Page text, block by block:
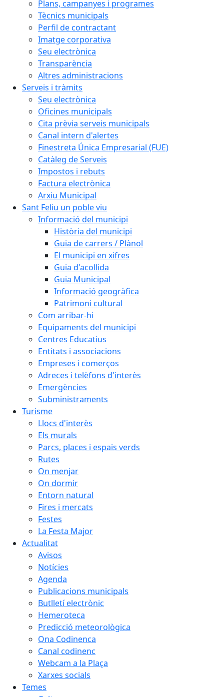
Plans, campanyes i programes
Tècnics municipals
Perfil de contractant
Imatge corporativa
Seu electrònica
Transparència
Altres administracions
Serveis i tràmits
Seu electrònica
Oficines municipals
Cita prèvia serveis municipals
Canal intern d'alertes
Finestreta Única Empresarial (FUE)
Catàleg de Serveis
Impostos i rebuts
Factura electrònica
Arxiu Municipal
Sant Feliu un poble viu
Informació del municipi
Història del municipi
Guia de carrers / Plànol
El municipi en xifres
Guia d'acollida
Guia Municipal
Informació geogràfica
Patrimoni cultural
Com arribar-hi
Equipaments del municipi
Centres Educatius
Entitats i associacions
Empreses i comerços
Adreces i telèfons d'interès
Emergències
Subministraments
Turisme
Llocs d'interès
Els murals
Parcs, places i espais verds
Rutes
On menjar
On dormir
Entorn natural
Fires i mercats
Festes
La Festa Major
Actualitat
Avisos
Notícies
Agenda
Publicacions municipals
Butlletí electrònic
Hemeroteca
Predicció meteorològica
Ona Codinenca
Canal codinenc
Webcam a la Plaça
Xarxes socials
Temes